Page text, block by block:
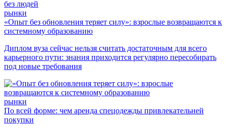
рынки
«Опыт без обновления теряет силу»: взрослые возвращаются к
системному образованию
Диплом вуза сейчас нельзя считать достаточным для всего
карьерного пути: знания приходится регулярно пересобирать
под новые требования
рынки
По всей форме: чем аренда спецодежды привлекательней
покупки